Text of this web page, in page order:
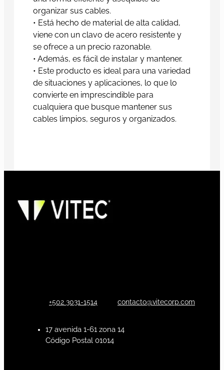
organizar sus cables.
• Está hecho de material de alta calidad,
viene con un clavo de acero resistente y
se ofrece a un precio razonable.
• Además, es fácil de instalar y mantener.
• Este producto es ideal para una variedad
de situaciones y aplicaciones, lo que lo
convierte en imprescindible para
cualquiera que busque mantener sus
cables limpios, seguros y organizados.
+502 3031-1514 contacto@vitecorp.com
17 avenida 1-61 zona 14
Código Postal 01014